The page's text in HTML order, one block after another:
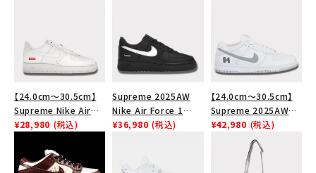
キーワードから探す
search
人気ワード
Tシャツ・ロングスリーブ
パーカー・クルーネック
【24.0cm～30.5cm】
Supreme Nike Air
Force 1 Low シュプリ
ス１スニーカー シュー
ズ ホワイト
¥28,980 (税込)
Supreme 2025AW
Nike Air Force 1
Low シュプリーム ナイ
¥36,980 (税込)
【24.0cm～30.5cm】
Supreme 2025AW
Nike SB Dunk Low ナ
イキ SB ダンク ロー ス
ニーカー ホワイト
¥42,980 (税込)